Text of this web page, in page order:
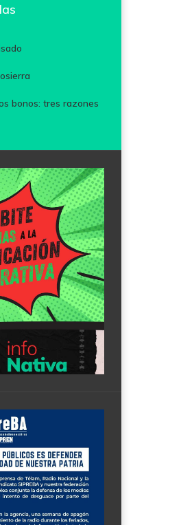
bonos: tres razones